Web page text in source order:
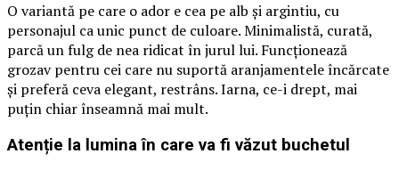
O variantă pe care o ador e cea pe alb și argintiu, cu
personajul ca unic punct de culoare. Minimalistă, curată,
parcă un fulg de nea ridicat în jurul lui. Funcționează
grozav pentru cei care nu suportă aranjamentele încărcate
și preferă ceva elegant, restrâns. Iarna, ce-i drept, mai
puțin chiar înseamnă mai mult.
Atenție la lumina în care va fi văzut buchetul